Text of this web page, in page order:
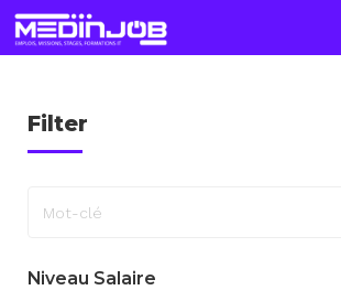
Filter
Niveau Salaire